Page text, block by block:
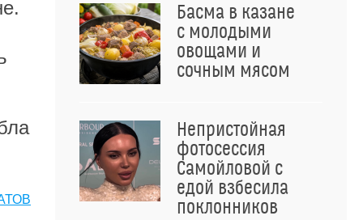
Басма в казане
с молодыми
овощами и
сочным мясом
Непристойная
фотосессия
Самойловой с
едой взбесила
поклонников